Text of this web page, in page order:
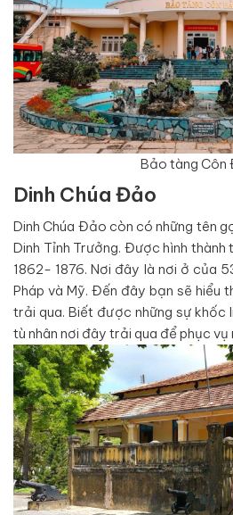
Bảo tàng Côn
Dinh Chúa Đảo
Dinh Chúa Đảo còn có những tên
Dinh Tỉnh Trưởng. Được hình
1862- 1876. Nơi đây là nơi ở của
Pháp và Mỹ. Đến đây bạn sẽ hiểu
trải qua. Biết được những sự khốc
tù nhân nơi đây trải qua để phục vụ